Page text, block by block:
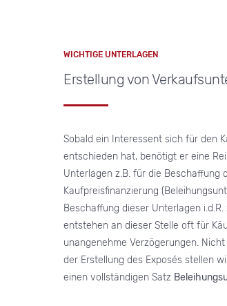
WICHTIGE UNTERLAGEN
Erstellung von
Sobald ein Interessent sich für den
entschieden hat, benötigt er eine
Unterlagen z.B. für die Beschaffung
Kaufpreisfinanzierung
Beschaffung dieser Unterlagen
entstehen an dieser Stelle oft für
unangenehme Verzögerungen.
der Erstellung des Exposés stellen
einen vollständigen Satz